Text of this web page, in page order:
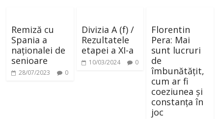
Remiză cu
Spania a
naționalei de
senioare
28/07/2023 0
Divizia A (f) /
Rezultatele
etapei a XI-a
10/03/2024 0
Florentin
Pera: Mai
sunt lucruri
de
îmbunătățit,
cum ar fi
coeziunea și
constanța în
joc